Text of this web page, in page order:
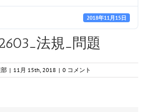
2018年11月15日
法規_問題
部 | 11月 15th, 2018 | 0 コメント